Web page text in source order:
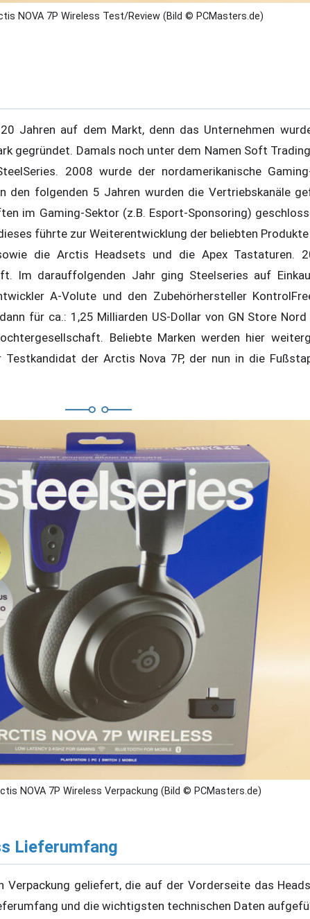
NOVA 7P Wireless Test/Review (Bild © PCMasters.de)
Jahren auf dem Markt, denn das Unternehmen
gegründet. Damals noch unter dem Namen Soft
2008 wurde der nordamerikanische
den folgenden 5 Jahren wurden die Vertriebskanäle
im Gaming-Sektor (z.B. Esport-Sponsoring)
führte zur Weiterentwicklung der beliebten Produkte
die Arctis Headsets und die Apex Tastaturen.
Im darauffolgenden Jahr ging Steelseries auf
A-Volute und den Zubehörhersteller
für ca.: 1,25 Milliarden US-Dollar von GN Store
Beliebte Marken werden hier
der Arctis Nova 7P, der nun in die
NOVA 7P Wireless Verpackung (Bild © PCMasters.de)
Lieferumfang
Verpackung geliefert, die auf der Vorderseite das
und die wichtigsten technischen Daten